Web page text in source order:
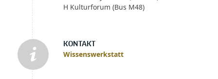
H Kulturforum (Bus M48)
KONTAKT
Wissenswerkstatt